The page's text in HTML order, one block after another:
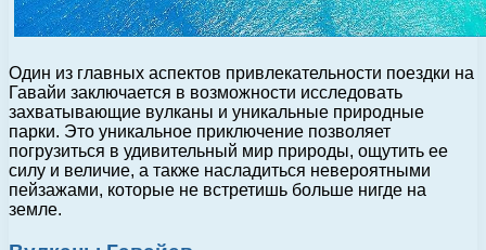
Один из главных аспектов привлекательности поездки на
Гавайи заключается в возможности исследовать
захватывающие вулканы и уникальные природные
парки. Это уникальное приключение позволяет
погрузиться в удивительный мир природы, ощутить ее
силу и величие, а также насладиться невероятными
пейзажами, которые не встретишь больше нигде на
земле.